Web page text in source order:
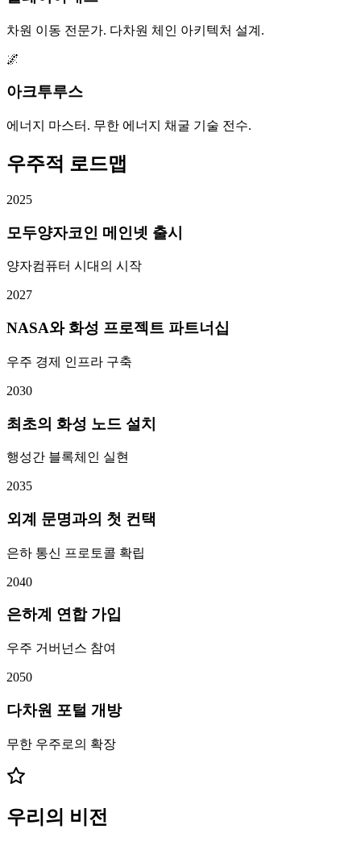
차원 이동 전문가. 다차원 체인 아키텍처 설계.
🌌
아크투루스
에너지 마스터. 무한 에너지 채굴 기술 전수.
우주적 로드맵
2025
모두양자코인 메인넷 출시
양자컴퓨터 시대의 시작
2027
NASA와 화성 프로젝트 파트너십
우주 경제 인프라 구축
2030
최초의 화성 노드 설치
행성간 블록체인 실현
2035
외계 문명과의 첫 컨택
은하 통신 프로토콜 확립
2040
은하계 연합 가입
우주 거버넌스 참여
2050
다차원 포털 개방
무한 우주로의 확장
우리의 비전